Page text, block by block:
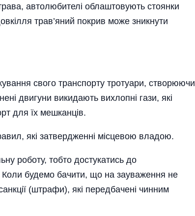
автолюбителі облаштовують стоянки
трав’яний покрив може зникнути
свого транспорту тротуари, створюючи
двигуни викидають вихлопні гази, які
для їх мешканців.
які затвердженні місцевою владою.
роботу, тобто достукатись до
Коли будемо бачити, що на зауваження не
(штрафи), які передбачені чинним